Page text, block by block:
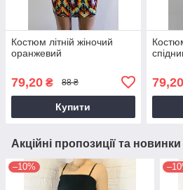
Костюм літній жіночий
оранжевий
79,20 ₴ 88 ₴
Купити
79,20
Акційні пропозиції та новинки
–10%